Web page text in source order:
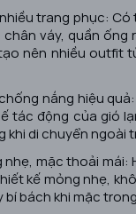
trang phục: Có
chân váy, quần ống
nên nhiều outfit
nắng hiệu
tác động của gió
khi di chuyển ngoài
nhẹ, mặc thoải mái:
kế mỏng nhẹ,
bí bách khi mặc